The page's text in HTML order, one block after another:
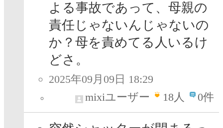
よる事故であって、母親の
責任じゃないんじゃないの
か？母を責めてる人いるけ
どさ。
2025年09月09日 18:29
mixiユーザー
18人 0件